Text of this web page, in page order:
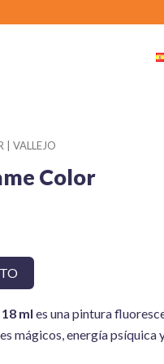
| VALLEJO
Color
ml es una pintura
mágicos, energía psíquica